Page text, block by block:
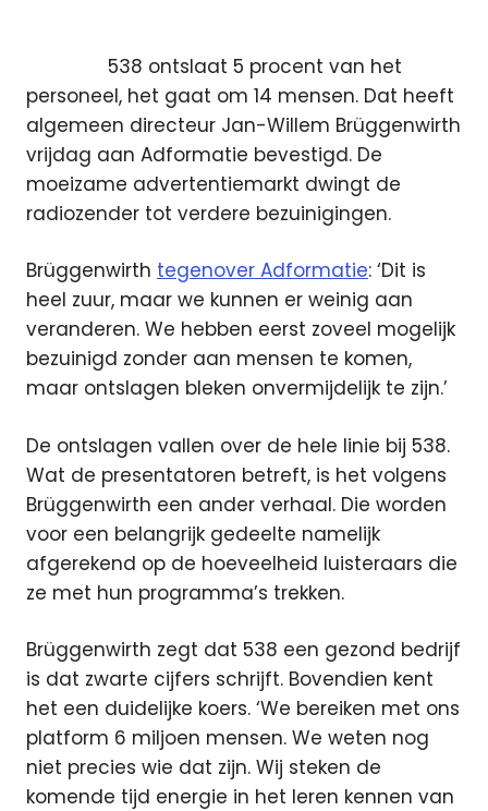
538 ontslaat 5 procent van het
personeel, het gaat om 14 mensen. Dat heeft
algemeen directeur Jan-Willem Brüggenwirth
vrijdag aan Adformatie bevestigd. De
moeizame advertentiemarkt dwingt de
radiozender tot verdere bezuinigingen.
Brüggenwirth tegenover Adformatie: ‘Dit is
heel zuur, maar we kunnen er weinig aan
veranderen. We hebben eerst zoveel mogelijk
bezuinigd zonder aan mensen te komen,
maar ontslagen bleken onvermijdelijk te zijn.’
De ontslagen vallen over de hele linie bij 538.
Wat de presentatoren betreft, is het volgens
Brüggenwirth een ander verhaal. Die worden
voor een belangrijk gedeelte namelijk
afgerekend op de hoeveelheid luisteraars die
ze met hun programma’s trekken.
Brüggenwirth zegt dat 538 een gezond bedrijf
is dat zwarte cijfers schrijft. Bovendien kent
het een duidelijke koers. ‘We bereiken met ons
platform 6 miljoen mensen. We weten nog
niet precies wie dat zijn. Wij steken de
komende tijd energie in het leren kennen van